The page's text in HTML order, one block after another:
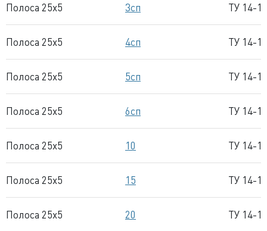
Полоса 25x5 3сп ТУ 14-
Полоса 25x5 4сп ТУ 14-
Полоса 25x5 5сп ТУ 14-
Полоса 25x5 6сп ТУ 14-
Полоса 25x5 10 ТУ 14-
Полоса 25x5 15 ТУ 14-
Полоса 25x5 20 ТУ 14-